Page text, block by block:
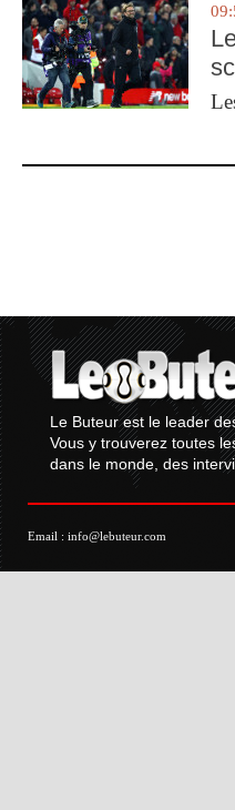
Le Buteur est le leader
Vous y trouverez toutes
dans le monde, des
Email : info@lebuteur.com